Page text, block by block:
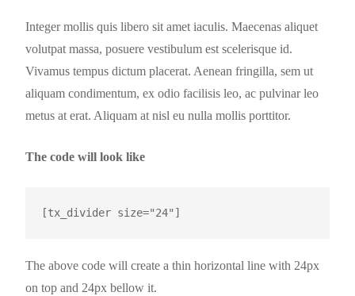
Integer mollis quis libero sit amet iaculis. Maecenas aliquet
volutpat massa, posuere vestibulum est scelerisque id.
Vivamus tempus dictum placerat. Aenean fringilla, sem ut
aliquam condimentum, ex odio facilisis leo, ac pulvinar leo
metus at erat. Aliquam at nisl eu nulla mollis porttitor.
The code will look like
The above code will create a thin horizontal line with 24px
on top and 24px bellow it.